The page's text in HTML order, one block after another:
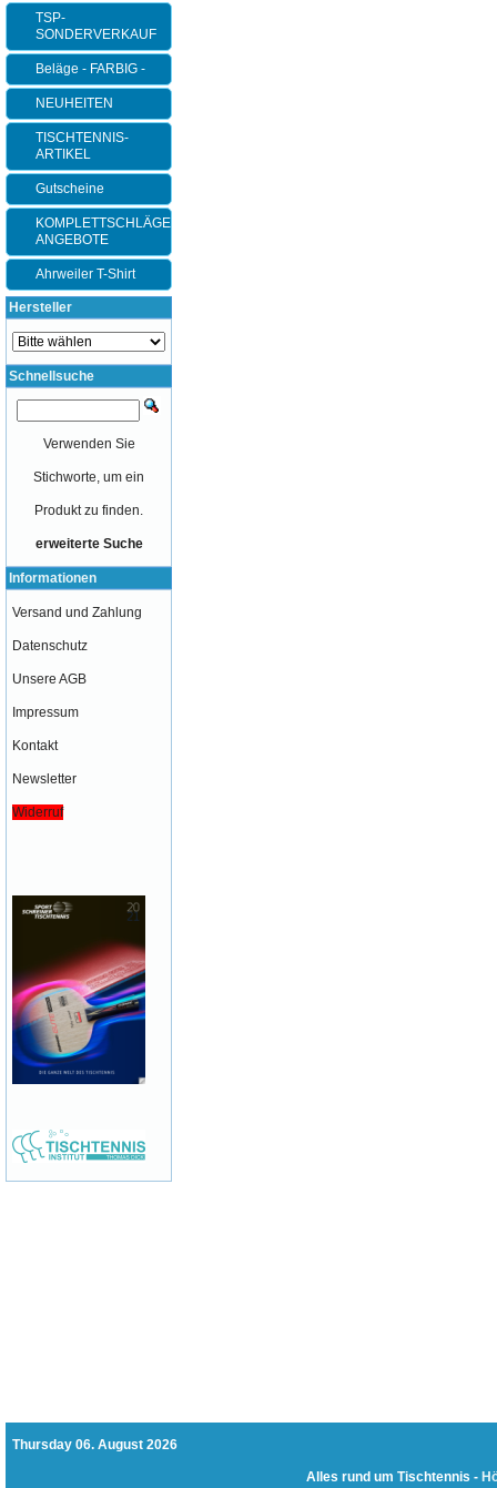
TSP-
SONDERVERKAUF
Beläge - FARBIG -
NEUHEITEN
TISCHTENNIS-
ARTIKEL
Gutscheine
KOMPLETTSCHLÄGER-
ANGEBOTE
Ahrweiler T-Shirt
Hersteller
Schnellsuche
Verwenden Sie
Stichworte, um ein
Produkt zu finden.
erweiterte Suche
Informationen
Versand und Zahlung
Datenschutz
Unsere AGB
Impressum
Kontakt
Newsletter
Widerruf
Thursday 06. August 2026
Alles rund um Tischtennis -